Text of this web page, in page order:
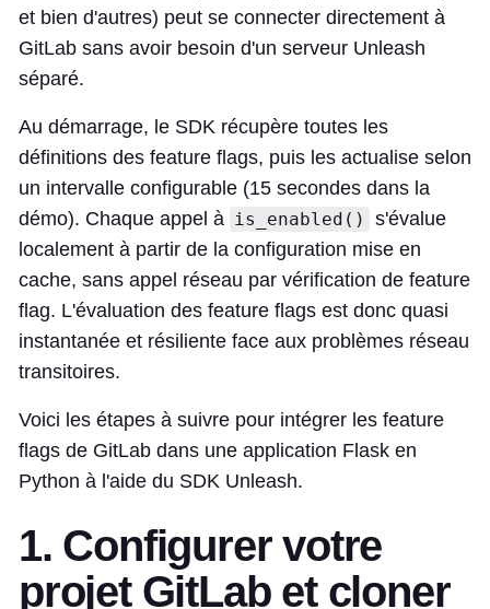
et bien d'autres) peut se connecter directement à
GitLab sans avoir besoin d'un serveur Unleash
séparé.
Au démarrage, le SDK récupère toutes les
définitions des feature flags, puis les actualise selon
un intervalle configurable (15 secondes dans la
démo). Chaque appel à is_enabled()
s'évalue
localement à partir de la configuration mise en
cache, sans appel réseau par vérification de feature
flag. L'évaluation des feature flags est donc quasi
instantanée et résiliente face aux problèmes réseau
transitoires.
Voici les étapes à suivre pour intégrer les feature
flags de GitLab dans une application Flask en
Python à l'aide du SDK Unleash.
1. Configurer votre
projet GitLab et cloner